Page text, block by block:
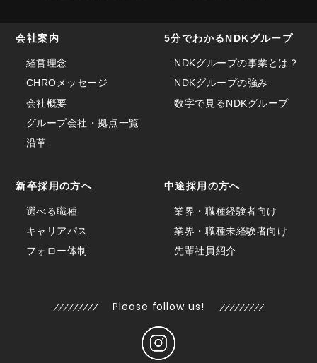
会社案内
経営理念
CHROメッセージ
会社概要
グループ会社・拠点一覧
沿革
5分でわかるNDKグループ
NDKグループの事業とは？
NDKグループの強み
数字で見るNDKグループ
新卒採用の方へ
選べる職種
キャリアパス
フォロー体制
中途採用の方へ
業界・職種経験者向け
業界・職種未経験者向け
先輩社員紹介
Please follow us!